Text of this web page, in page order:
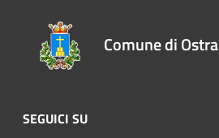
Comune di Ostra
SEGUICI SU